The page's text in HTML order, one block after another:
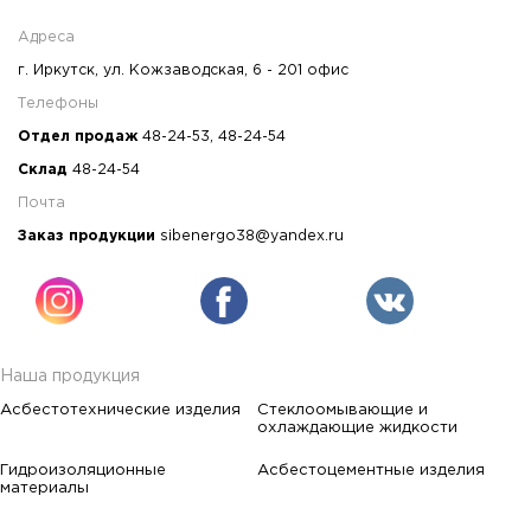
Адреса
г. Иркутск, ул. Кожзаводская, 6 - 201 офис
Телефоны
Отдел продаж 48-24-53 48-24-54
Склад 48-24-54
Почта
Заказ продукции sibenergo38@yandex.ru
Наша продукция
Асбестотехнические изделия
Стеклоомывающие и
охлаждающие жидкости
Гидроизоляционные
материалы
Асбестоцементные изделия